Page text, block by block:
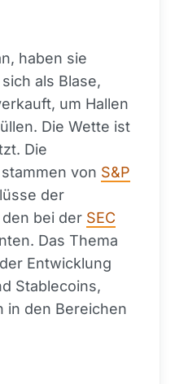
haben sie
als Blase,
um Hallen
Die Wette ist
Die
von S&P
der
bei der SEC
Das Thema
Entwicklung
Stablecoins,
in den Bereichen